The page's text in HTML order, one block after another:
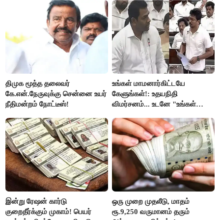
ரஜினிகாந்த்..!
திமுக மூத்த தலைவர்
கே.என்.நேருவுக்கு சென்னை உயர்
நீதிமன்றம் நோட்டீஸ்!
உங்கள் மாமனார்கிட்டயே
கேளுங்கள்!: உதயநிதி
விமர்சனம்... உடனே "உங்கள்
ஆதவ் அர்ஜுனா பதிலடி!
இன்று ரேஷன் கார்டு
குறைதீர்க்கும் முகாம்! பெயர்
ஒரு முறை முதலீடு, மாதம்
ரூ.9,250 வருமானம் தரும்